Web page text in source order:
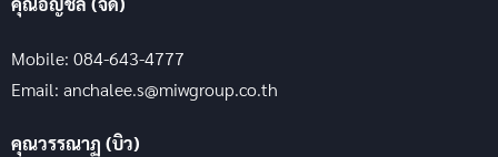
Mobile: 084-643-4777
Email: anchalee.s@miwgroup.co.th
คุณวรรณาฏ (บิว)